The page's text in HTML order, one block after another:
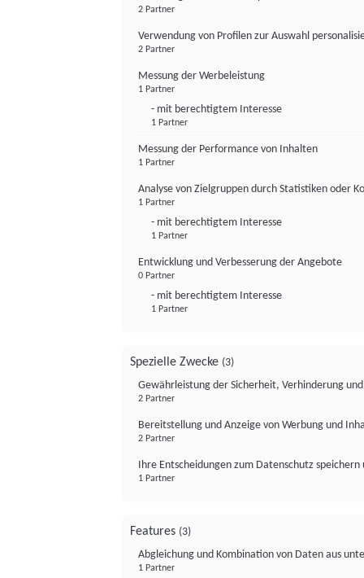
2 Partner
Verwendung von Profilen zur Auswahl
2 Partner
Messung der Werbeleistung
1 Partner
- mit berechtigtem Interesse
1 Partner
Messung der Performance von Inhalten
1 Partner
Analyse von Zielgruppen durch Statistiken oder
1 Partner
- mit berechtigtem Interesse
1 Partner
Entwicklung und Verbesserung der Angebote
0 Partner
- mit berechtigtem Interesse
1 Partner
Spezielle Zwecke (3)
Gewährleistung der Sicherheit, Verhinderung
2 Partner
Bereitstellung und Anzeige von Werbung und
2 Partner
Ihre Entscheidungen zum Datenschutz
1 Partner
Features (3)
Abgleichung und Kombination von Daten aus
1 Partner